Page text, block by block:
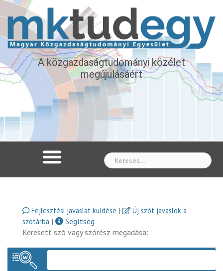
A közgazdaságtudományi közélet
megújulásáért
Fejlesztési javaslat küldése |
Új szót javaslok a
szótárba |
Segítség
Keresett szó vagy szórész megadása: